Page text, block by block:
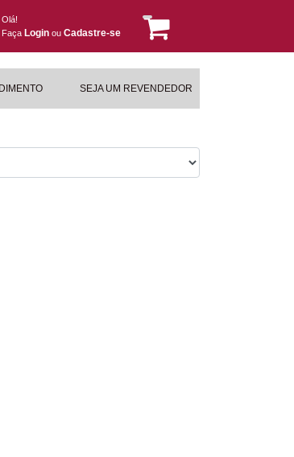
Olá!
Faça Login ou Cadastre-se
SEJA UM REVENDEDOR